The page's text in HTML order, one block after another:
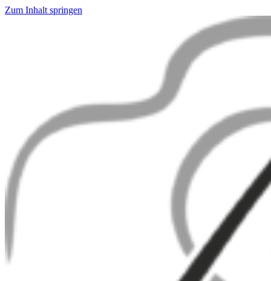
Zum Inhalt springen